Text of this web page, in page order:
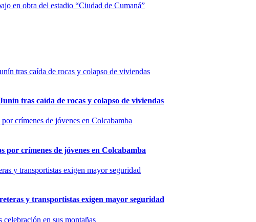
en obra del estadio “Ciudad de Cumaná”
tras caída de rocas y colapso de viviendas
por crímenes de jóvenes en Colcabamba
y transportistas exigen mayor seguridad